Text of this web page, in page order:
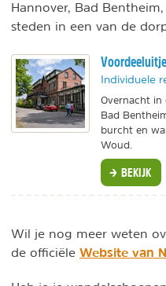
Hannover, Bad
steden in een van de
Individuele
Overnacht in
Bad
burcht en
Woud.
BEKIJK
Wil je nog meer weten
de officiële Website van